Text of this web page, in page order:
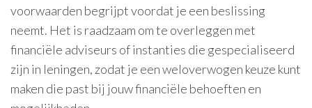
voorwaarden begrijpt voordat je een beslissing
neemt. Het is raadzaam om te overleggen met
financiële adviseurs of instanties die gespecialiseerd
zijn in leningen, zodat je een weloverwogen keuze kunt
maken die past bij jouw financiële behoeften en